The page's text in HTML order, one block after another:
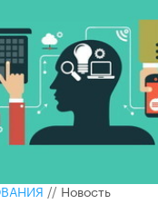
//Новость